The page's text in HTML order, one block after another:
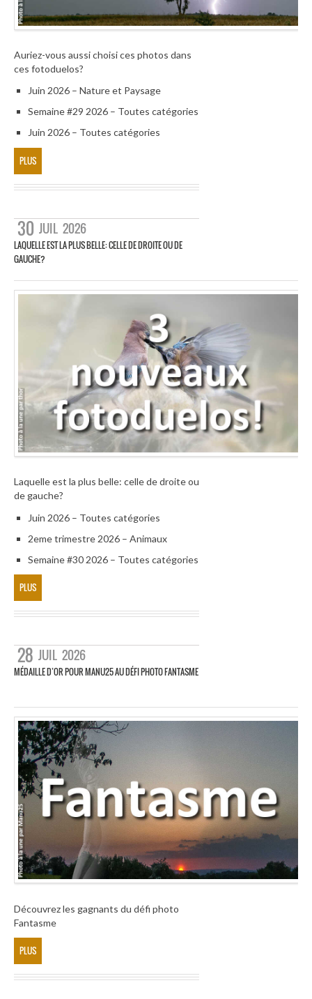
Auriez-vous aussi choisi ces photos dans
ces fotoduelos?
Juin 2026 – Nature et Paysage
Semaine #29 2026 – Toutes catégories
Juin 2026 – Toutes catégories
PLUS
30 JUIL 2026
LAQUELLE EST LA PLUS BELLE: CELLE DE DROITE OU DE
GAUCHE?
Laquelle est la plus belle: celle de droite ou
de gauche?
Juin 2026 – Toutes catégories
2eme trimestre 2026 – Animaux
Semaine #30 2026 – Toutes catégories
PLUS
28 JUIL 2026
MÉDAILLE D’OR POUR MANU25 AU DÉFI PHOTO FANTASME
Découvrez les gagnants du défi photo
Fantasme
PLUS